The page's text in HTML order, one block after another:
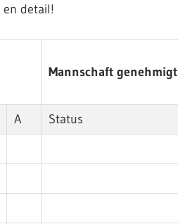
detail!
Mannschaft genehmigt
A
Status